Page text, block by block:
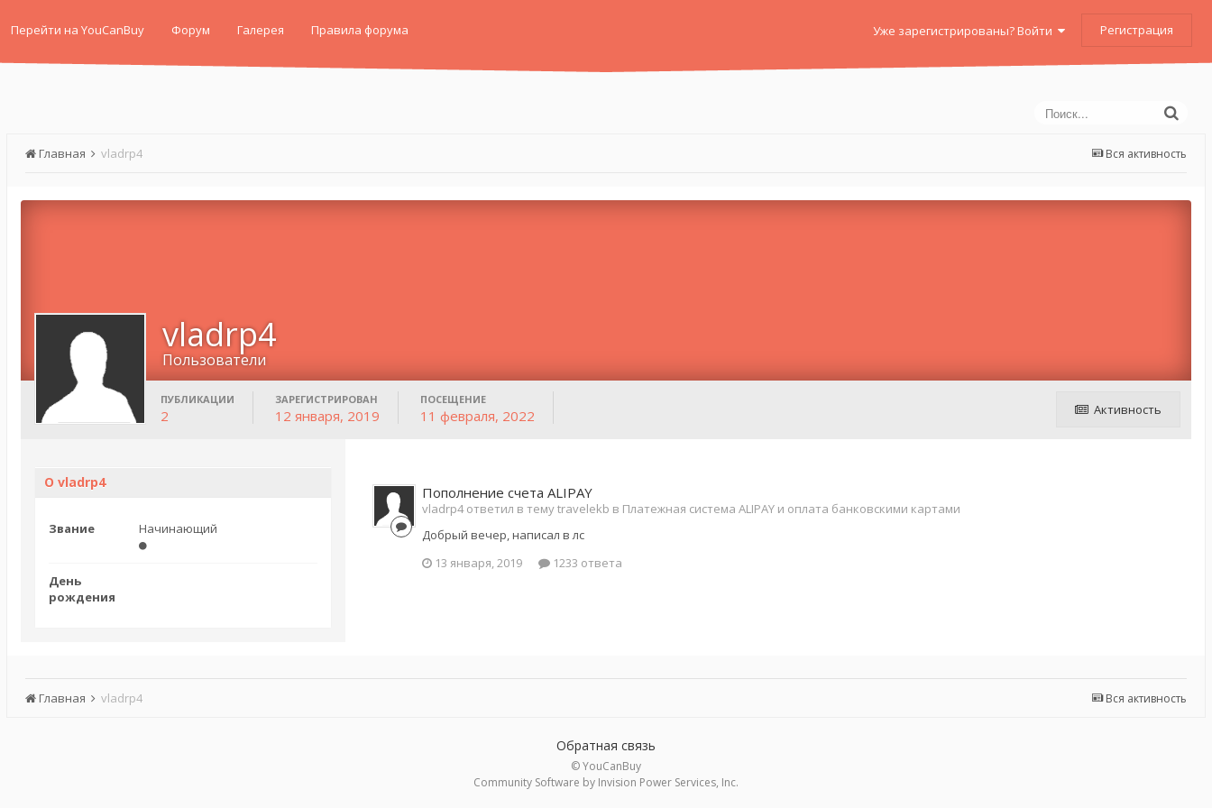
Перейти на YouCanBuy Форум Галерея Правила форума Уже зарегистрированы? Войти Регистрация
Вся активность
Главная vladrp4
vladrp4
Пользователи
Активность
ПУБЛИКАЦИИ
2
ЗАРЕГИСТРИРОВАН
12 января, 2019
ПОСЕЩЕНИЕ
11 февраля, 2022
О vladrp4
Звание Начинающий
День
рождения
Пополнение счета ALIPAY
vladrp4 ответил в тему travelekb в Платежная система ALIPAY и оплата банковскими картами
Добрый вечер, написал в лс
13 января, 2019
1233 ответа
Вся активность
Главная vladrp4
Обратная связь
© YouCanBuy
Community Software by Invision Power Services, Inc.